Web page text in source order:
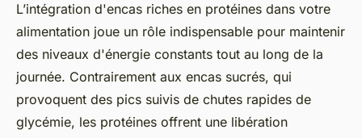
L’intégration d'encas riches en protéines dans votre
alimentation joue un rôle indispensable pour maintenir
des niveaux d'énergie constants tout au long de la
journée. Contrairement aux encas sucrés, qui
provoquent des pics suivis de chutes rapides de
glycémie, les protéines offrent une libération